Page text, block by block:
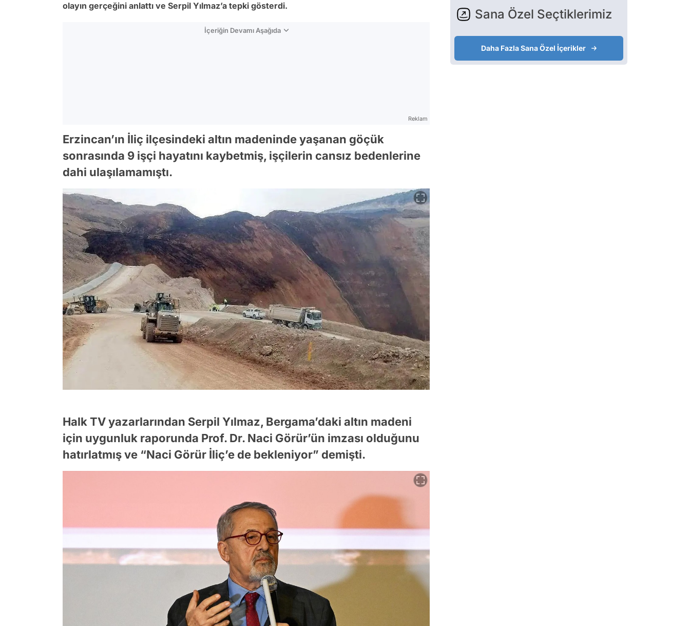
olayın gerçeğini anlattı ve Serpil Yılmaz’a tepki gösterdi.
İçeriğin Devamı Aşağıda
Reklam
Erzincan’ın İliç ilçesindeki altın madeninde yaşanan göçük
sonrasında 9 işçi hayatını kaybetmiş, işçilerin cansız bedenlerine
dahi ulaşılamamıştı.
Halk TV yazarlarından Serpil Yılmaz, Bergama’daki altın madeni
için uygunluk raporunda Prof. Dr. Naci Görür’ün imzası olduğunu
hatırlatmış ve “Naci Görür İliç’e de bekleniyor” demişti.
Sana Özel Seçtiklerimiz
Daha Fazla Sana Özel İçerikler